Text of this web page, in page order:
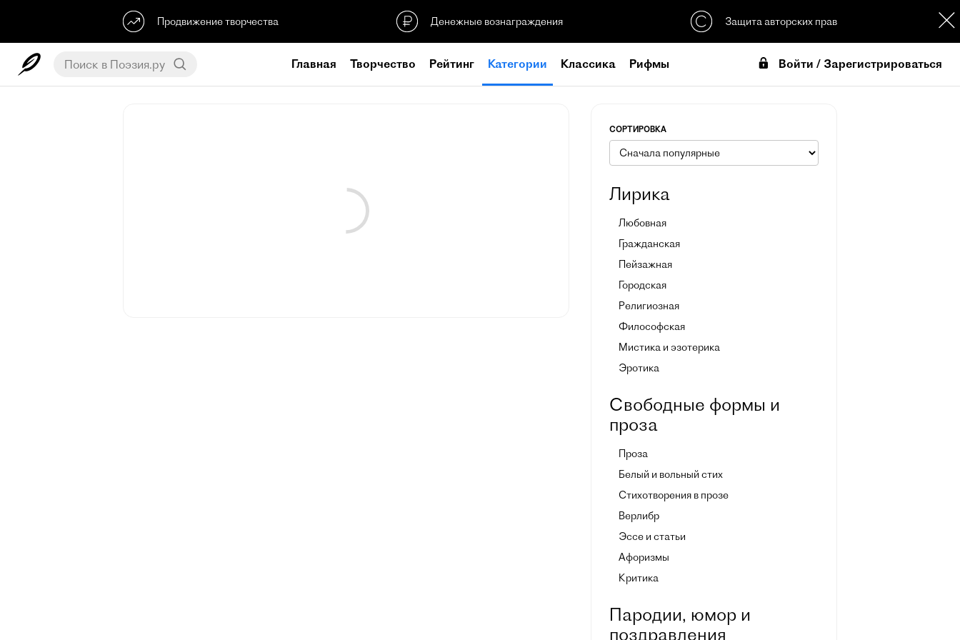
Продвижение творчества Денежные вознаграждения Защита авторских прав
Главная Творчество Рейтинг Категории Классика Рифмы Войти / Зарегистрироваться
СОРТИРОВКА
Лирика
Любовная
Гражданская
Пейзажная
Городская
Религиозная
Философская
Мистика и эзотерика
Эротика
Свободные формы и
проза
Проза
Белый и вольный стих
Стихотворения в прозе
Верлибр
Эссе и статьи
Афоризмы
Критика
Пародии, юмор и
поздравления